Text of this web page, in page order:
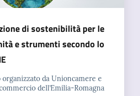
di sostenibilità per le
e strumenti secondo lo
da Unioncamere e
dell’Emilia-Romagna